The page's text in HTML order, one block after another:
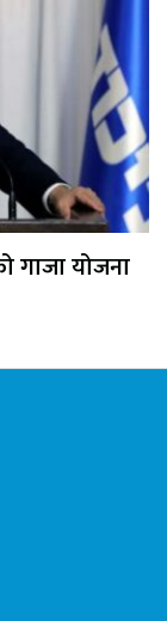
गाजा योजना